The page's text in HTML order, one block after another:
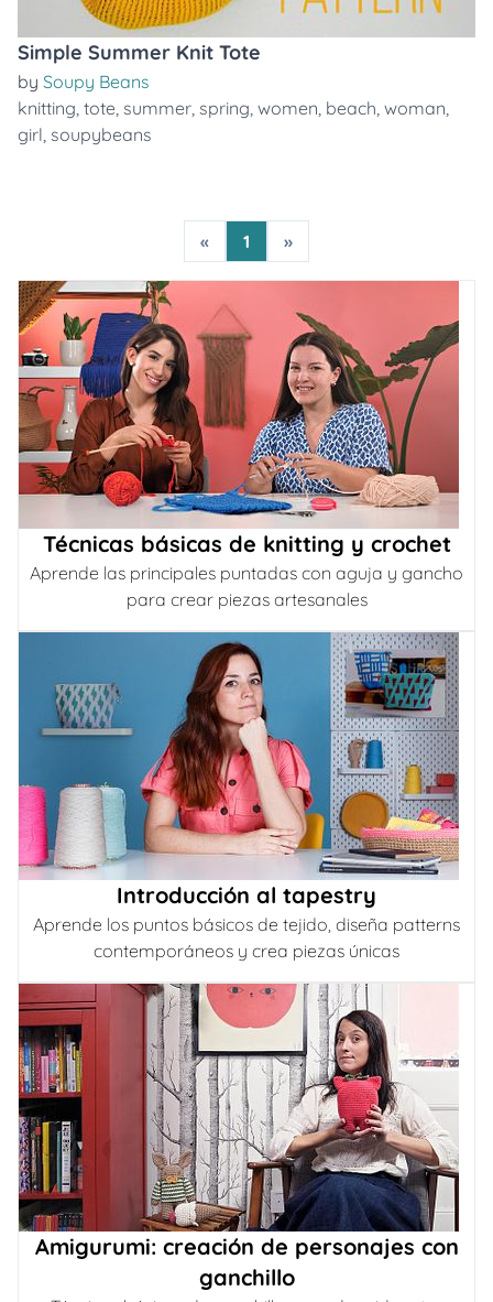
Simple Summer Knit Tote
by Soupy Beans
knitting, tote, summer, spring, women, beach, woman,
girl, soupybeans
« 1 »
Técnicas básicas de knitting y crochet
Aprende las principales puntadas con aguja y gancho
para crear piezas artesanales
Introducción al tapestry
Aprende los puntos básicos de tejido, diseña patterns
contemporáneos y crea piezas únicas
Amigurumi: creación de personajes con
ganchillo